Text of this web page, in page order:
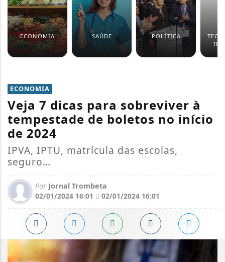
ECONOMIA SAÚDE POLÍTICA
ECONOMIA
Veja 7 dicas para sobreviver à
tempestade de boletos no início
de 2024
IPVA, IPTU, matrícula das escolas,
seguro…
Por Jornal Trombeta
02/01/2024 16:01
02/01/2024 16:01